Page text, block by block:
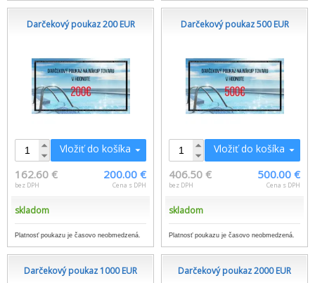
Darčekový poukaz 200 EUR
Vložiť do košíka
162.60 €
bez DPH
200.00 €
Cena s DPH
skladom
Platnosť poukazu je časovo neobmedzená.
Darčekový poukaz 500 EUR
Vložiť do košíka
406.50 €
bez DPH
500.00 €
Cena s DPH
skladom
Platnosť poukazu je časovo neobmedzená.
Darčekový poukaz 1000 EUR Darčekový poukaz 2000 EUR